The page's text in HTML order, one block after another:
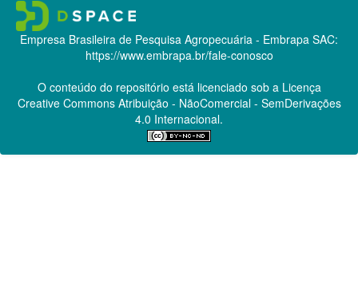
Empresa Brasileira de Pesquisa Agropecuária - Embrapa SAC:
https://www.embrapa.br/fale-conosco
O conteúdo do repositório está licenciado sob a Licença
Creative CommonsAtribuição - NãoComercial - SemDerivações
4.0 Internacional.